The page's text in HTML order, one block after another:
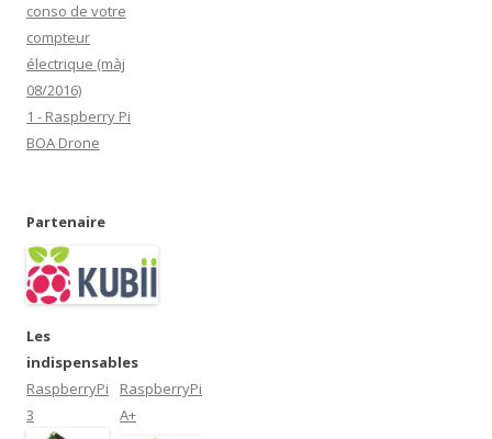
conso de votre
compteur
électrique (màj
08/2016)
1 - Raspberry Pi
BOA Drone
Partenaire
Les
indispensables
RaspberryPi
3
RaspberryPi
A+